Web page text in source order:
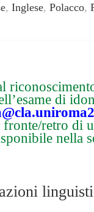
, Inglese, Polacco,
di
fronte/retro di
nella